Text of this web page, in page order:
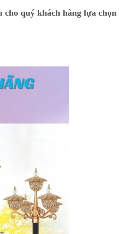
cho quý khách hàng lựa chọn